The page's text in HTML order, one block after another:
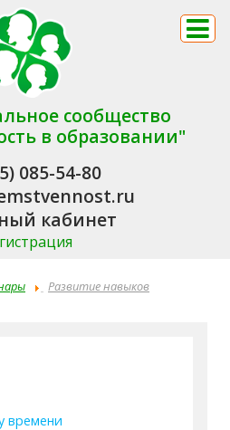
сообщество
в образовании"
085-54-80
кабинет
Развитие навыков
времени